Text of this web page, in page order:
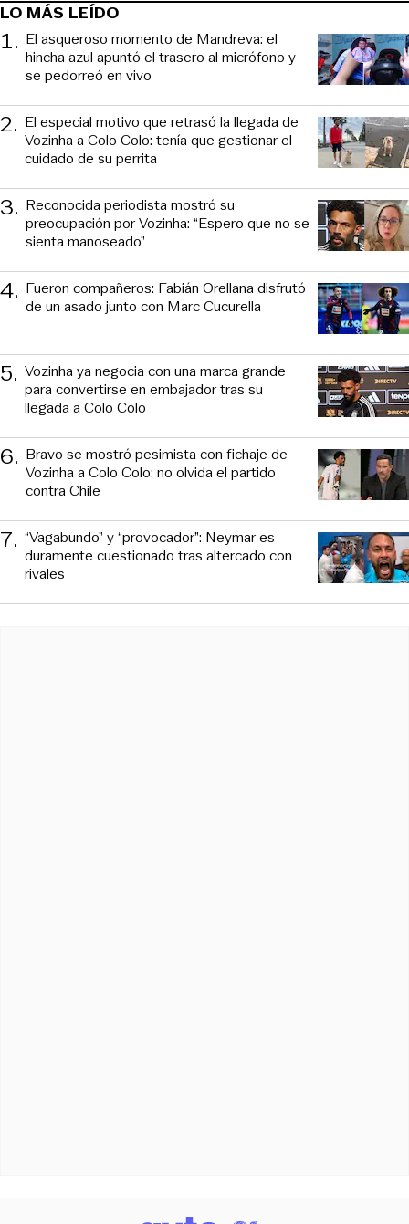
LO MÁS LEÍDO
1. El asqueroso momento de Mandreva: el
hincha azul apuntó el trasero al micrófono y
se pedorreó en vivo
2. El especial motivo que retrasó la llegada de
Vozinha a Colo Colo: tenía que gestionar el
cuidado de su perrita
3. Reconocida periodista mostró su
preocupación por Vozinha: “Espero que no se
sienta manoseado”
4. Fueron compañeros: Fabián Orellana disfrutó
de un asado junto con Marc Cucurella
5. Vozinha ya negocia con una marca grande
para convertirse en embajador tras su
llegada a Colo Colo
6. Bravo se mostró pesimista con fichaje de
Vozinha a Colo Colo: no olvida el partido
contra Chile
7. “Vagabundo” y “provocador”: Neymar es
duramente cuestionado tras altercado con
rivales